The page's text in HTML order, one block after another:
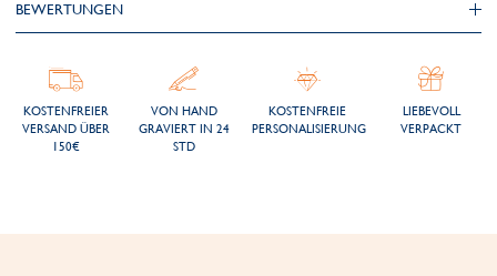
BEWERTUNGEN
KOSTENFREIER
VERSAND ÜBER
150€
VON HAND
GRAVIERT IN 24
STD
KOSTENFREIE
PERSONALISIERUNG
LIEBEVOLL
VERPACKT